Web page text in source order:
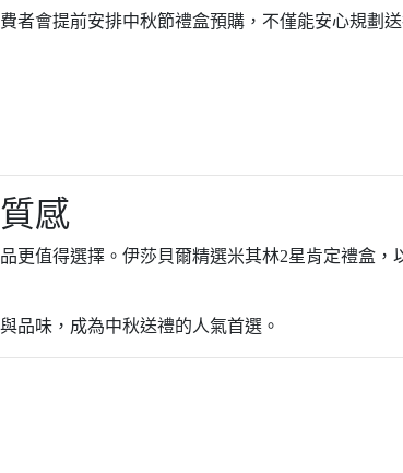
者會提前安排中秋節禮盒預購，不僅能安心規劃
感
更值得選擇。伊莎貝爾精選米其林2星肯定禮盒
品味，成為中秋送禮的人氣首選。